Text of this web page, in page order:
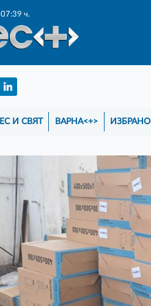
07:39 ч.
ЕС И СВЯТ ВАРНА<+> ИЗБРАНО